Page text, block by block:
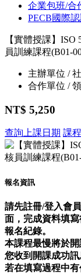
企業包班/合
PECB國際
【實體授課】
員訓練課程(B01-
主辦單位 /
合作單位 /
NT$ 5,250
查詢上課日期 課
報名資訊
請先註冊/登入會
面，完成資料填
報名紀錄。
本課程最慢將於
您收到開課成功訊
若在填寫過程中有